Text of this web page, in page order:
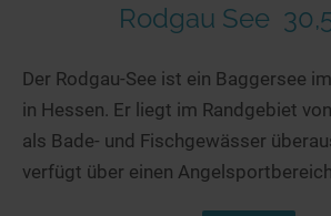
Rodgau See
Der Rodgau-See ist ein Baggersee
in Hessen. Er liegt im Randgebiet
als Bade- und Fischgewässer
verfügt über einen